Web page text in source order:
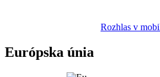
Rozhlas v
Európska únia